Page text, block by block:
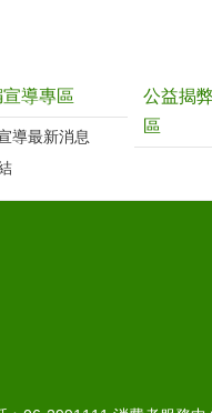
宣導專區
導最新消息
公益揭
區